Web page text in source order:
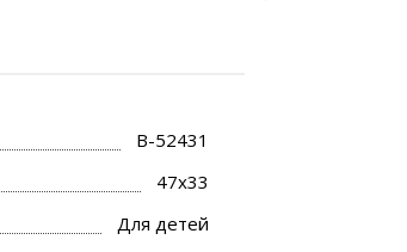
B-52431
47x33
Для детей